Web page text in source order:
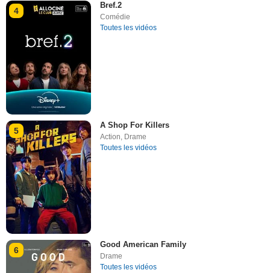
4
Bref.2
Comédie
Toutes les vidéos
5
A Shop For Killers
Action Drame
Toutes les vidéos
6
Good American Family
Drame
Toutes les vidéos